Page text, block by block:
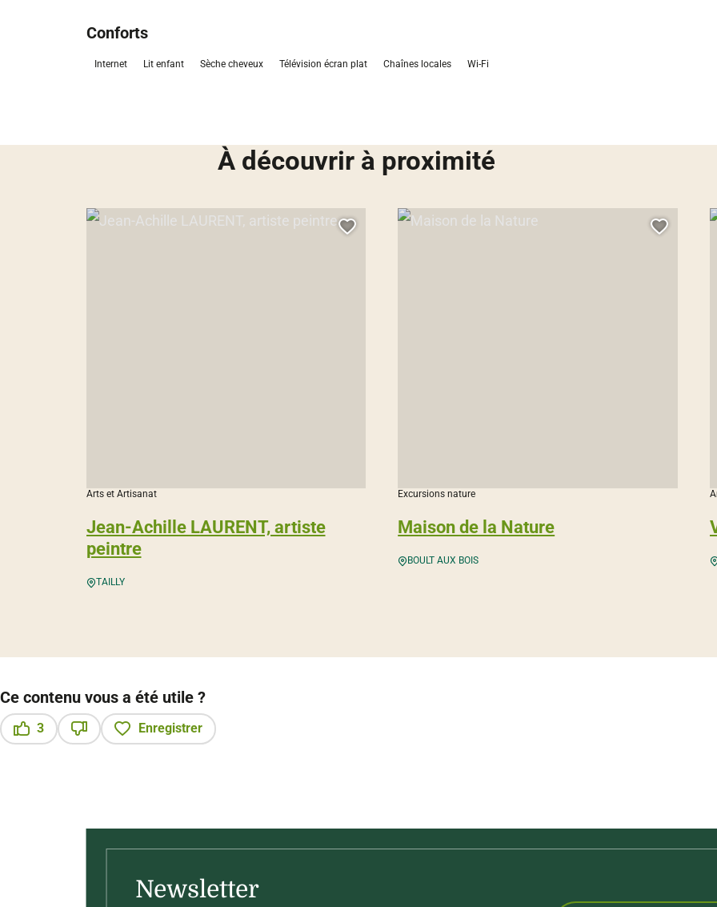
Conforts
Internet Lit enfant Sèche cheveux Télévision écran plat Chaînes locales Wi-Fi
À découvrir à proximité
Jean-Achille LAURENT, artiste
peintre
Arts et Artisanat
TAILLY
Jean-Achille LAURENT, artiste peintre, © Droits gérés
Ajouter cette page au carnet de voyage ?
Maison de la Nature
Excursions nature
BOULT AUX BOIS
Maison de la Nature, © Droits gérés
Ce contenu vous a été utile ?
3 Enregistrer
Newsletter